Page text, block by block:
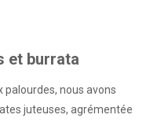
et burrata
palourdes, nous avons
juteuses, agrémentée